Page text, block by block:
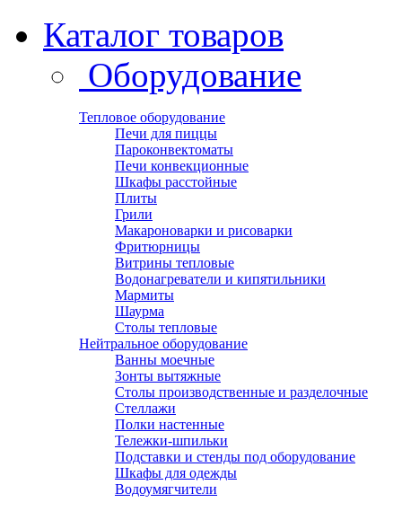
Каталог товаров
Оборудование
Тепловое оборудование
Печи для пиццы
Пароконвектоматы
Печи конвекционные
Шкафы расстойные
Плиты
Грили
Макароноварки и рисоварки
Фритюрницы
Витрины тепловые
Водонагреватели и кипятильники
Мармиты
Шаурма
Столы тепловые
Нейтральное оборудование
Ванны моечные
Зонты вытяжные
Столы производственные и разделочные
Стеллажи
Полки настенные
Тележки-шпильки
Подставки и стенды под оборудование
Шкафы для одежды
Водоумягчители